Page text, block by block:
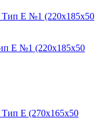
Е №1 (220x185x50